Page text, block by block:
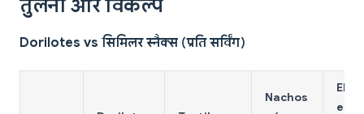
तुलना और विकल्प
Dorilotes vs सिमिलर स्नैक्स (प्रति सर्विंग)
Nachos
en